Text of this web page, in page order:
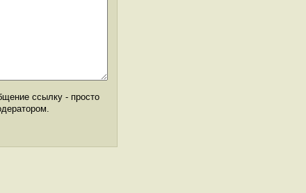
ссылку - просто